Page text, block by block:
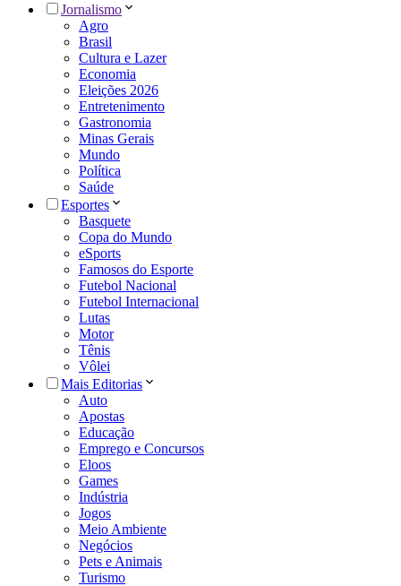
Jornalismo
Agro
Brasil
Cultura e Lazer
Economia
Eleições 2026
Entretenimento
Gastronomia
Minas Gerais
Mundo
Política
Saúde
Esportes
Basquete
Copa do Mundo
eSports
Famosos do Esporte
Futebol Nacional
Futebol Internacional
Lutas
Motor
Tênis
Vôlei
Mais Editorias
Auto
Apostas
Educação
Emprego e Concursos
Eloos
Games
Indústria
Jogos
Meio Ambiente
Negócios
Pets e Animais
Turismo